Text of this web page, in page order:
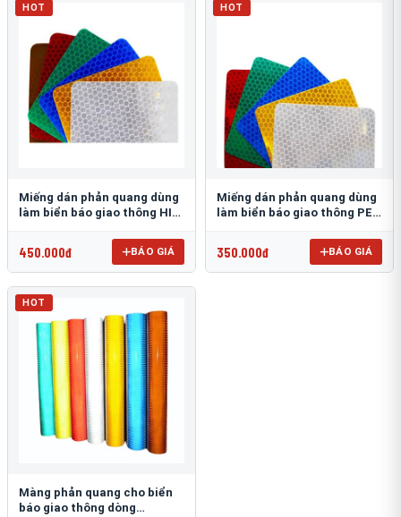
HOT
Miếng dán phản quang dùng
làm biển báo giao thông HIP
450.000đ BÁO GIÁ
HOT
Miếng dán phản quang dùng
làm biển báo giao thông PEG
350.000đ BÁO GIÁ
HOT
Màng phản quang cho biển
báo giao thông dòng